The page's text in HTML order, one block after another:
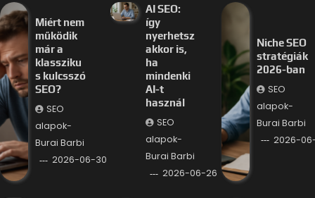
Miért nem
működik
már a
klassziku
s kulcsszó
SEO?
SEO
alapok-
Burai Barbi
2026-06-30
AI SEO:
így
nyerhetsz
akkor is,
ha
mindenki
AI-t
használ
SEO
alapok-
Burai Barbi
2026-06-26
Niche SEO
stratégiák
2026-ban
SEO
alapok-
Burai Barbi
2026-